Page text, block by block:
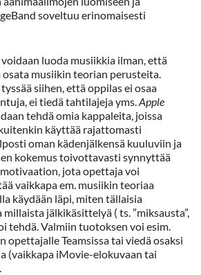
soveltuu erinomaisesti
luoda musiikkia ilman, että
musiikin teorian perusteita.
siihen, että oppilas ei osaa
ei tiedä tahtilajeja yms.Apple
tehdä omia kappaleita, joissa
käyttää rajattomasti
oman kädenjälkensä kuuluviin ja
kokemus toivottavasti synnyttää
jota opettaja voi
vaikkapa em. musiikin teoriaa
käydään läpi, miten tällaisia
jälkikäsittelyä ( ts. ”miksausta”,
tehdä. Valmiin tuotoksen voi esim.
opettajalle Teamsissa tai viedä osaksi
(vaikkapa iMovie-elokuvaan tai